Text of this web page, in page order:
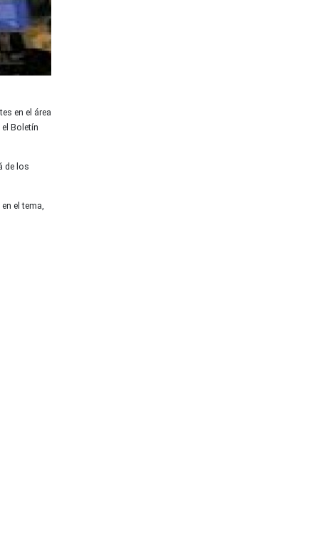
en el área
Boletín
de los
el tema,